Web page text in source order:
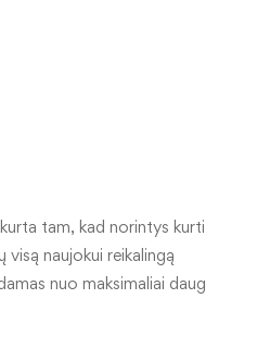
tam, kad norintys kurti
naujokui reikalingą
nuo maksimaliai daug